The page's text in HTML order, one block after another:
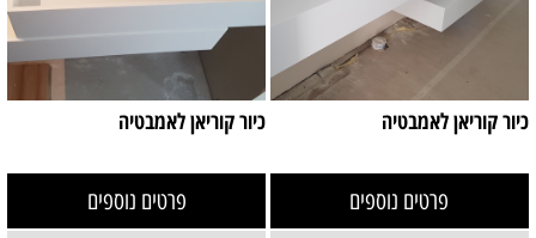
כיור קוריאן לאמבטיה
פרטים נוספים
כיור קוריאן לאמבטיה
פרטים נוספים